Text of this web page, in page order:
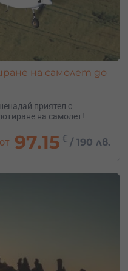
на самолет до
приятел с
на самолет!
от 97.15 € /190 лв.